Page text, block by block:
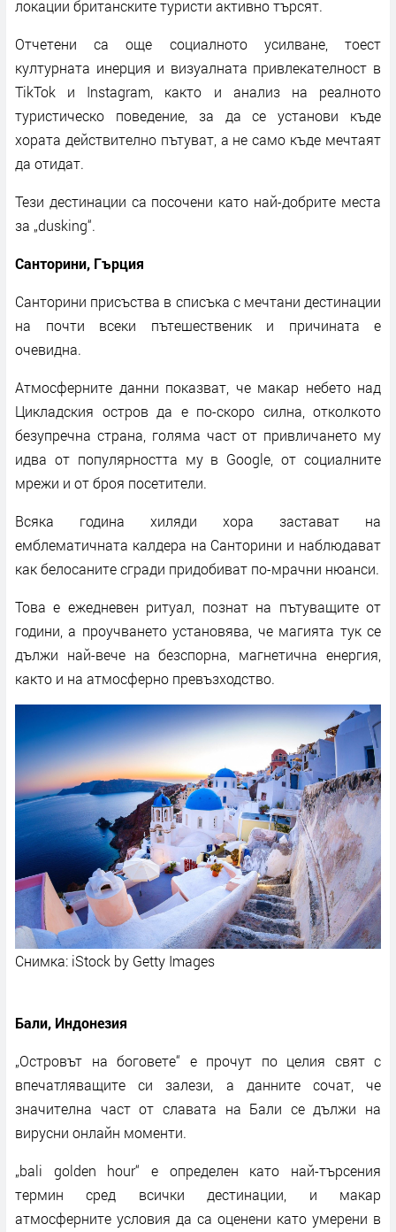
локации британските туристи активно търсят.
Отчетени са още социалното усилване, тоест
културната инерция и визуалната привлекателност в
TikTok и Instagram, както и анализ на реалното
туристическо поведение, за да се установи къде
хората действително пътуват, а не само къде мечтаят
да отидат.
Тези дестинации са посочени като най-добрите места
за „dusking“.
Санторини, Гърция
Санторини присъства в списъка с мечтани дестинации
на почти всеки пътешественик и причината е
очевидна.
Атмосферните данни показват, че макар небето над
Цикладския остров да е по-скоро силна, отколкото
безупречна страна, голяма част от привличането му
идва от популярността му в Google, от социалните
мрежи и от броя посетители.
Всяка година хиляди хора застават на
емблематичната калдера на Санторини и наблюдават
как белосаните сгради придобиват по-мрачни нюанси.
Това е ежедневен ритуал, познат на пътуващите от
години, а проучването установява, че магията тук се
дължи най-вече на безспорна, магнетична енергия,
както и на атмосферно превъзходство.
Снимка: iStock by Getty Images
Бали, Индонезия
„Островът на боговете“ е прочут по целия свят с
впечатляващите си залези, а данните сочат, че
значителна част от славата на Бали се дължи на
вирусни онлайн моменти.
„bali golden hour“ е определен като най-търсения
термин сред всички дестинации, и макар
атмосферните условия да са оценени като умерени в